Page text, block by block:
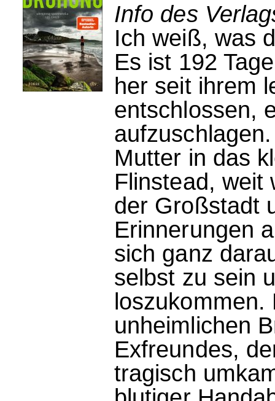
Info des
Ich weiß, was
Es ist 192
her seit ihrem
entschlossen,
Mutter in das
Flinstead, weit
der Großstadt
Erinnerungen
sich ganz
selbst zu sein
loszukommen.
unheimlichen
Exfreundes,
tragisch